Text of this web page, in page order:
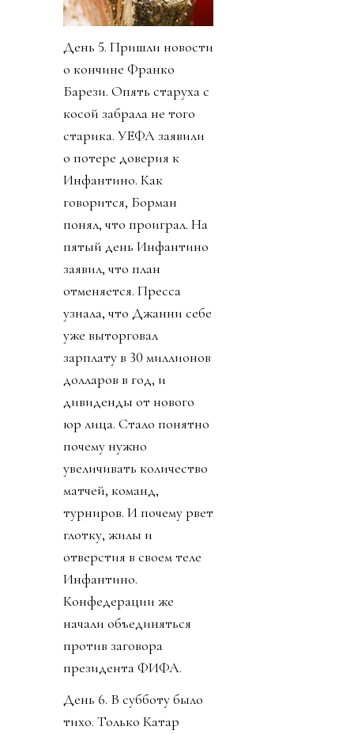
День 5. Пришли новости
о кончине Франко
Барези. Опять старуха с
косой забрала не того
старика. УЕФА заявили
о потере доверия к
Инфантино. Как
говорится, Борман
понял, что проиграл. На
пятый день Инфантино
заявил, что план
отменяется. Пресса
узнала, что Джанни себе
уже выторговал
зарплату в 30 миллионов
долларов в год, и
дивиденды от нового
юр лица. Стало понятно
почему нужно
увеличивать количество
матчей, команд,
турниров. И почему рвет
глотку, жилы и
отверстия в своем теле
Инфантино.
Конфедерации же
начали объединяться
против заговора
президента ФИФА.
День 6. В субботу было
тихо. Только Катар